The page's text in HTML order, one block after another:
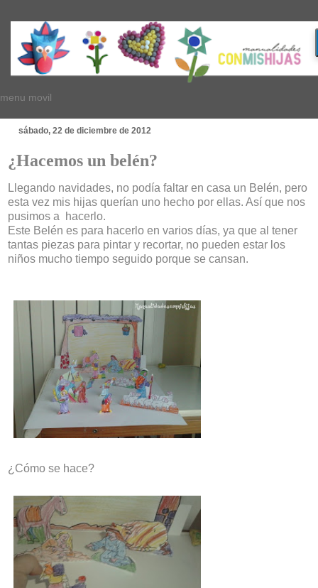
menu movil
sábado, 22 de diciembre de 2012
¿Hacemos un belén?
Llegando navidades, no podía faltar en casa un Belén, pero
esta vez mis hijas querían uno hecho por ellas. Así que nos
pusimos a hacerlo.
Este Belén es para hacerlo en varios días, ya que al tener
tantas piezas para pintar y recortar, no pueden estar los
niños mucho tiempo seguido porque se cansan.
¿Cómo se hace?